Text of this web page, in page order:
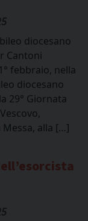
diocesano
Cantoni
febbraio, nella
diocesano
29° Giornata
alla […]